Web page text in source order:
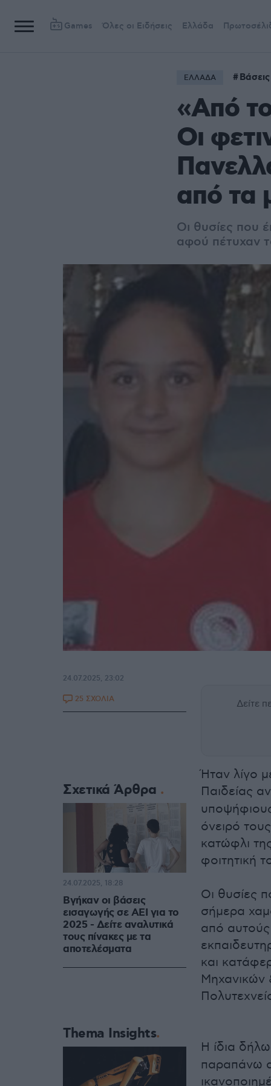
Games Όλες οι Ειδήσεις Ελλάδα
ΕΛΛΑΔΑ
«Από
Οι
από τα
Οι θυσίες που
αφού πέτυχαν
Δείτε
Ήταν λίγο
Παιδείας
όνειρό
κατώφλι
φοιτητική
Οι θυσίες
σήμερα
από αυτούς
και
Μηχανικών
Η ίδια
παραπάνω
24.07.2025, 23:02
25 ΣΧΟΛΙΑ
Σχετικά Άρθρα
Βγήκαν οι βάσεις
εισαγωγής σε ΑΕΙ για το
2025 - Δείτε αναλυτικά
τους πίνακες με τα
αποτελέσματα
24.07.2025, 18:28
Thema Insights